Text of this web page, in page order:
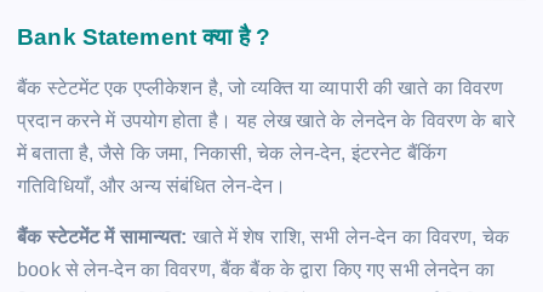
Bank Statement क्या है ?
बैंक स्टेटमेंट एक एप्लीकेशन है, जो व्यक्ति या व्यापारी की खाते का विवरण
प्रदान करने में उपयोग होता है। यह लेख खाते के लेनदेन के विवरण के बारे
में बताता है, जैसे कि जमा, निकासी, चेक लेन-देन, इंटरनेट बैंकिंग
गतिविधियाँ, और अन्य संबंधित लेन-देन।
बैंक स्टेटमेंट में सामान्यत: खाते में शेष राशि, सभी लेन-देन का विवरण, चेक
book से लेन-देन का विवरण, बैंक बैंक के द्वारा किए गए सभी लेनदेन का